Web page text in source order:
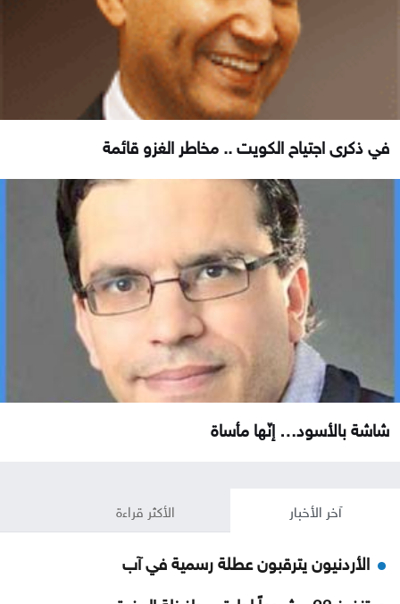
في ذكرى اجتياح الكويت .. مخاطر الغزو قائمة
شاشة بالأسود… إنّها مأساة
آخر الأخبار الأكثر قراءة
الأردنيون يترقبون عطلة رسمية في آب